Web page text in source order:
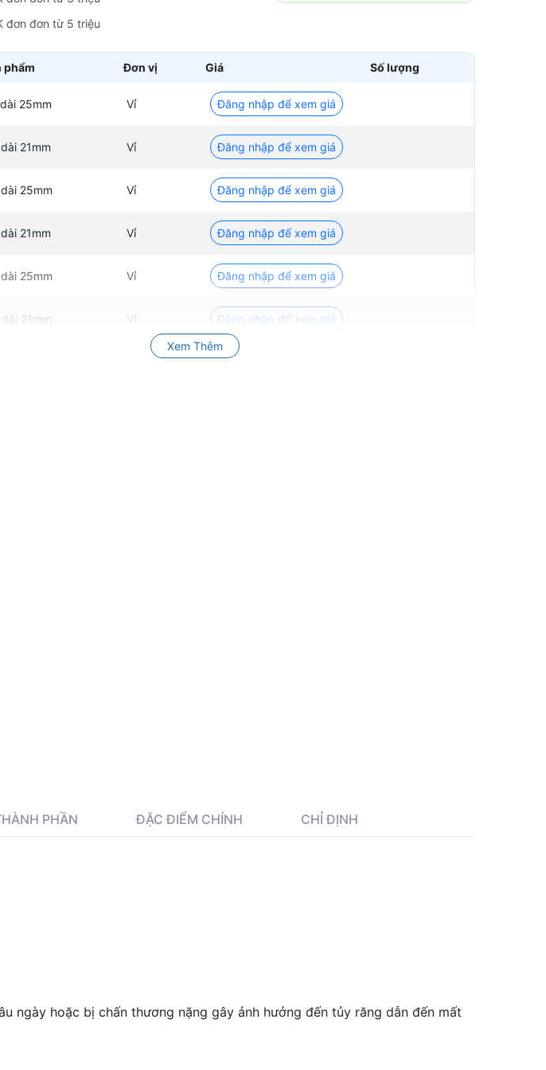
đơn đơn từ 5 triệu
phẩm Đơn vị Giá Số lượng
25mm Vỉ Đăng nhập để xem giá
21mm Vỉ Đăng nhập để xem giá
25mm Vỉ Đăng nhập để xem giá
21mm Vỉ Đăng nhập để xem giá
25mm Vỉ Đăng nhập để xem giá
21mm Vỉ Đăng nhập để xem giá
Đăng nhập để xem giá
Xem Thêm
PHẦN ĐẶC ĐIỂM CHÍNH CHỈ ĐỊNH
ngày hoặc bị chấn thương nặng gây ảnh hưởng đến tủy răng dẫn đến mất